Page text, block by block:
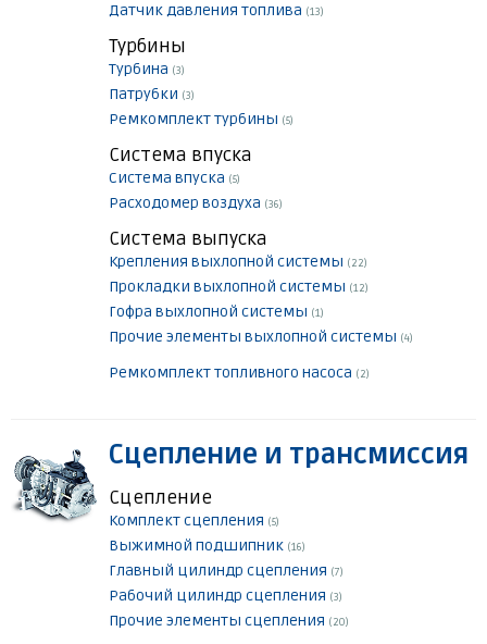
Датчик давления топлива (13)
Турбины
Турбина (3)
Патрубки (3)
Ремкомплект турбины (5)
Система впуска
Система впуска (5)
Расходомер воздуха (36)
Система выпуска
Крепления выхлопной системы (22)
Прокладки выхлопной системы (12)
Гофра выхлопной системы (1)
Прочие элементы выхлопной системы (4)
Ремкомплект топливного насоса (2)
Сцепление и трансмиссия
Сцепление
Комплект сцепления (5)
Выжимной подшипник (16)
Главный цилиндр сцепления (7)
Рабочий цилиндр сцепления (3)
Прочие элементы сцепления (20)